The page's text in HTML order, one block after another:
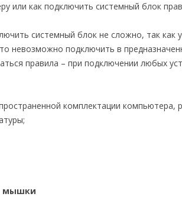
или как подключить системный блок
системный блок не сложно, так как
невозможно подключить в
правила – при подключении любых
комплектации компьютера,
мышки